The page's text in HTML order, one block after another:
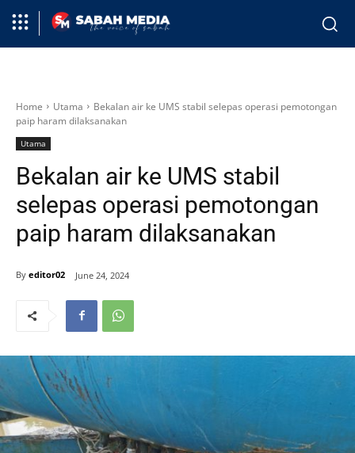
Home Utama
Bekalan air ke UMS stabil selepas operasi pemotongan
paip haram dilaksanakan
Utama
Bekalan air ke UMS stabil
selepas operasi pemotongan
paip haram dilaksanakan
By editor02 June 24, 2024